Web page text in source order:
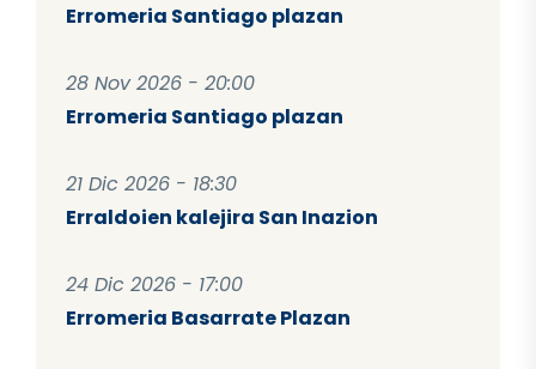
Erromeria Santiago plazan
28 Nov 2026 - 20:00
Erromeria Santiago plazan
21 Dic 2026 - 18:30
Erraldoien kalejira San Inazion
24 Dic 2026 - 17:00
Erromeria Basarrate Plazan